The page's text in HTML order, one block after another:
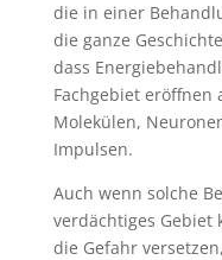
die in einer
die ganze
dass
Fachgebiet eröffnen
Molekülen,
Impulsen.
Auch wenn solche
verdächtiges Gebiet
die Gefahr